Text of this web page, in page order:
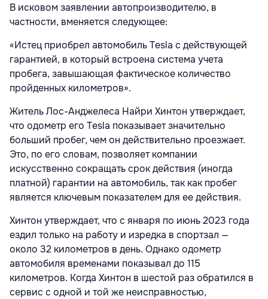
В исковом заявлении автопроизводителю, в
частности, вменяется следующее:
«Истец приобрел автомобиль Tesla с действующей
гарантией, в который встроена система учета
пробега, завышающая фактическое количество
пройденных километров».
Житель Лос-Анджелеса Найри Хинтон утверждает,
что одометр его Tesla показывает значительно
больший пробег, чем он действительно проезжает.
Это, по его словам, позволяет компании
искусственно сокращать срок действия (иногда
платной) гарантии на автомобиль, так как пробег
является ключевым показателем для ее действия.
Хинтон утверждает, что с января по июнь 2023 года
ездил только на работу и изредка в спортзал —
около 32 километров в день. Однако одометр
автомобиля временами показывал до 115
километров. Когда Хинтон в шестой раз обратился в
сервис с одной и той же неисправностью,